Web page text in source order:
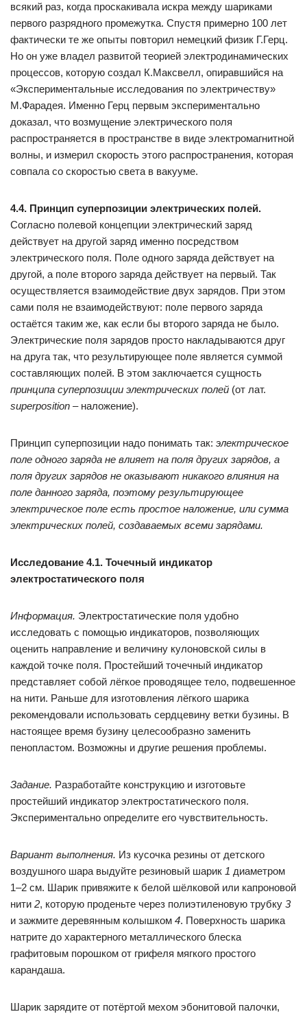
всякий раз, когда проскакивала искра между шариками
первого разрядного промежутка. Спустя примерно 100 лет
фактически те же опыты повторил немецкий физик Г.Герц.
Но он уже владел развитой теорией электродинамических
процессов, которую создал К.Максвелл, опиравшийся на
«Экспериментальные исследования по электричеству»
М.Фарадея. Именно Герц первым экспериментально
доказал, что возмущение электрического поля
распространяется в пространстве в виде электромагнитной
волны, и измерил скорость этого распространения, которая
совпала со скоростью света в вакууме.
4.4. Принцип суперпозиции электрических полей.
Согласно полевой концепции электрический заряд
действует на другой заряд именно посредством
электрического поля. Поле одного заряда действует на
другой, а поле второго заряда действует на первый. Так
осуществляется взаимодействие двух зарядов. При этом
сами поля не взаимодействуют: поле первого заряда
остаётся таким же, как если бы второго заряда не было.
Электрические поля зарядов просто накладываются друг
на друга так, что результирующее поле является суммой
составляющих полей. В этом заключается сущность
принципа суперпозиции электрических полей (от лат.
superposition – наложение).
Принцип суперпозиции надо понимать так: электрическое
поле одного заряда не влияет на поля других зарядов, а
поля других зарядов не оказывают никакого влияния на
поле данного заряда, поэтому результирующее
электрическое поле есть простое наложение, или сумма
электрических полей, создаваемых всеми зарядами.
Исследование 4.1. Точечный индикатор
электростатического поля
Информация. Электростатические поля удобно
исследовать с помощью индикаторов, позволяющих
оценить направление и величину кулоновской силы в
каждой точке поля. Простейший точечный индикатор
представляет собой лёгкое проводящее тело, подвешенное
на нити. Раньше для изготовления лёгкого шарика
рекомендовали использовать сердцевину ветки бузины. В
настоящее время бузину целесообразно заменить
пенопластом. Возможны и другие решения проблемы.
Задание. Разработайте конструкцию и изготовьте
простейший индикатор электростатического поля.
Экспериментально определите его чув­ствительность.
Вариант выполнения. Из кусочка резины от детского
воздушного шара выдуйте резиновый шарик 1 диаметром
1–2 см. Шарик привяжите к белой шёлковой или капроновой
нити 2, которую проденьте через полиэтиленовую трубку 3
и зажмите деревянным колышком 4. Поверхность шарика
натрите до характерного металлического блеска
графитовым порошком от грифеля мягкого простого
карандаша.
Шарик зарядите от потёртой мехом эбонитовой палочки,